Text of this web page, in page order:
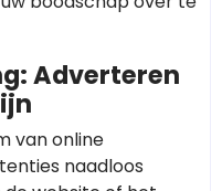
Adverteren
van online
naadloos